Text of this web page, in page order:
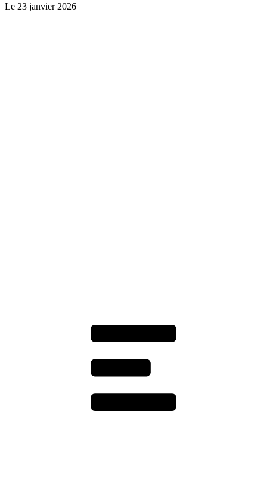
Le 23 janvier 2026